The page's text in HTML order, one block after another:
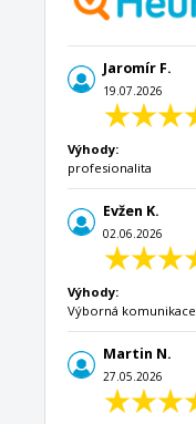
Jaromír F.
19.07.2026
Výhody:
profesionalita
Evžen K.
02.06.2026
Výhody:
Výborná komunikace
Martin N.
27.05.2026